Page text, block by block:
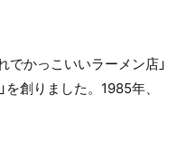
でかっこいいラーメン店」
を創りました。1985年、